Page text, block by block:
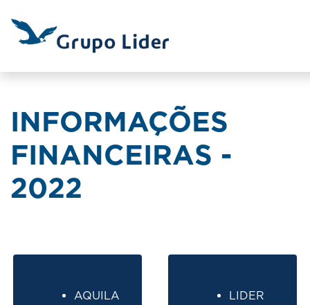
INFORMAÇÕES
FINANCEIRAS -
2022
AQUILA
LIDER